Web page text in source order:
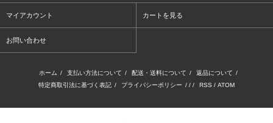
マイアカウント カートを見る
お問い合わせ
ホーム / 支払い方法について / 配送・送料について / 返品について /
特定商取引法に基づく表記 / プライバシーポリシー / / / RSS / ATOM